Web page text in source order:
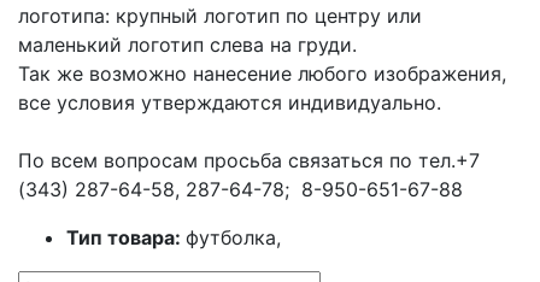
логотипа: крупный логотип по центру или
маленький логотип слева на груди.
Так же возможно нанесение любого изображения,
все условия утверждаются индивидуально.
По всем вопросам просьба связаться по тел.+7
(343) 287-64-58, 287-64-78; 8-950-651-67-88
Тип товара: футболка,